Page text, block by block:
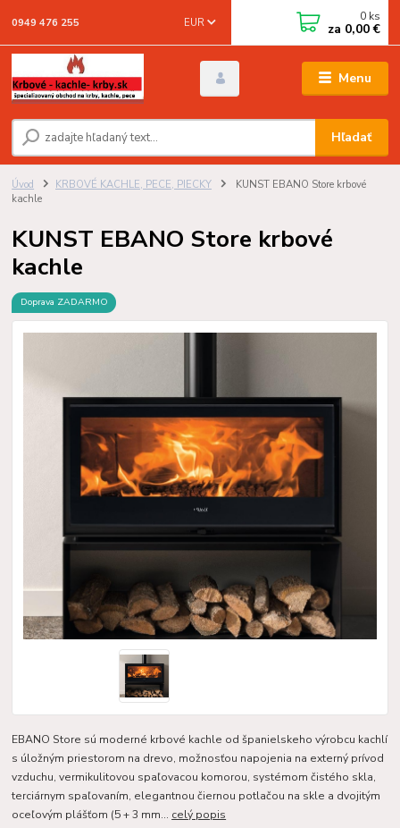
Menu
EUR
Hľadať
0949 476 255 0 ks
za 0,00 €
Úvod KRBOVÉ KACHLE, PECE, PIECKY
KUNST EBANO Store krbové
kachle
KUNST EBANO Store krbové
kachle
Doprava ZADARMO
EBANO Store sú moderné krbové kachle od španielskeho výrobcu kachlí
s úložným priestorom na drevo, možnosťou napojenia na externý prívod
vzduchu, vermikulitovou spaľovacou komorou, systémom čistého skla,
terciárnym spaľovaním, elegantnou čiernou potlačou na skle a dvojitým
oceľovým plášťom (5 + 3 mm... celý popis